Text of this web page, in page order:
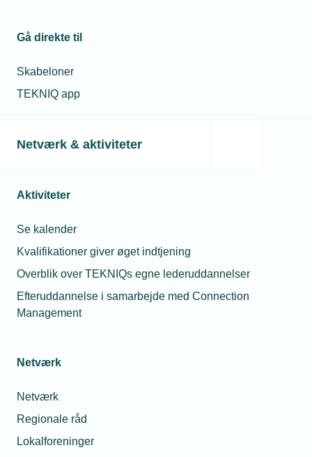
Gå direkte til
Skabeloner
TEKNIQ app
Netværk & aktiviteter
Aktiviteter
Se kalender
Kvalifikationer giver øget indtjening
Overblik over TEKNIQs egne lederuddannelser
Efteruddannelse i samarbejde med Connection
Management
Netværk
Netværk
Regionale råd
Lokalforeninger